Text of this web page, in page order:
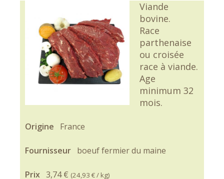
Viande
bovine.
Race
parthenaise
ou croisée
race à viande.
Age
minimum 32
mois.
Origine France
Fournisseur boeuf fermier du maine
Prix 3,74 € (24,93 €/ kg)